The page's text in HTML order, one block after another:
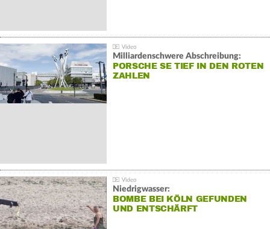
Milliardenschwere Abschreibung:
PORSCHE SE TIEF IN DEN ROTEN
ZAHLEN
Niedrigwasser:
BOMBE BEI KÖLN GEFUNDEN
UND ENTSCHÄRFT